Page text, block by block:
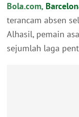
Bola.com,
terancam absen
Alhasil, pemain
sejumlah laga